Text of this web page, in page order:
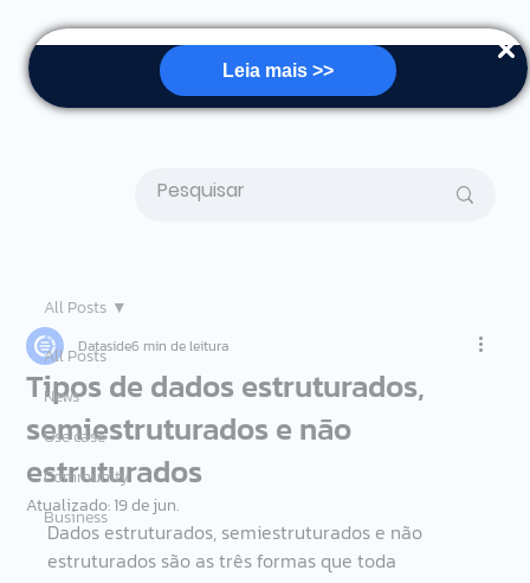
Leia mais >>
All Posts
News
Use case
Community
Business
All Posts
Tipos de dados estruturados,
semiestruturados e não
estruturados
Dataside6 min de leitura
Atualizado:19 de jun.
Dados estruturados, semiestruturados e não
estruturados são as três formas que toda